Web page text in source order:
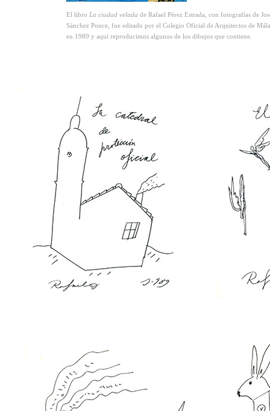
El libro La ciudad velada de Rafael Pérez Estrada, con fotografías de
Sánchez Ponce, fue editado por el Colegio Oficial de Arquitectos de
en 1989 y aquí reproducimos algunos de los dibujos que contiene.